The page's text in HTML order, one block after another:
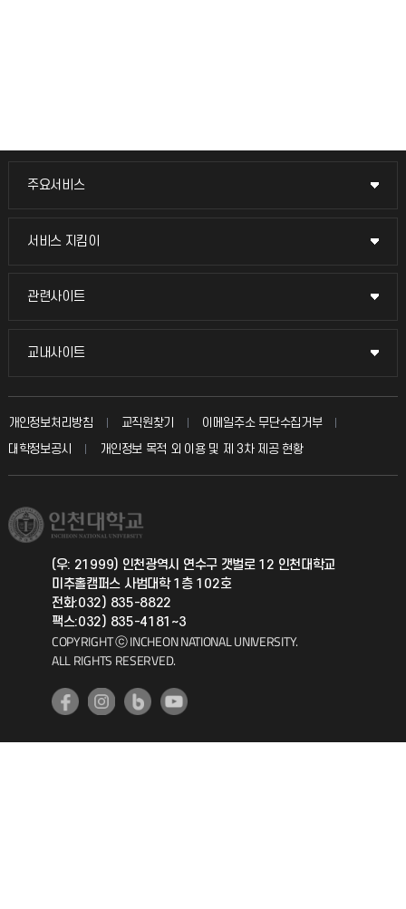
주요서비스
주요서비스
교무회의방송
입학안내
취업정보(학생)
서비스 지킴이
서비스 지킴이
묻고 답하기
칭찬마당
학생서비스 지킴이
관련사이트
관련사이트
국방헬프콜
총동문회
교내사이트
교내사이트
교수회
교육혁신본부
국제지원과
공자아카데미
기초교육원
개인정보처리방침 교직원찾기
이메일주소 무단수집거부
대학정보공시
개인정보 목적 외 이용 및 제 3차 제공 현황
(우: 21999) 인천광역시 연수구 갯벌로 12 인천대학교
미추홀캠퍼스 사범대학 1층 102호
전화:032) 835-8822
팩스:032) 835-4181~3
COPYRIGHT ⓒ INCHEON NATIONAL UNIVERSITY.
ALL RIGHTS RESERVED.